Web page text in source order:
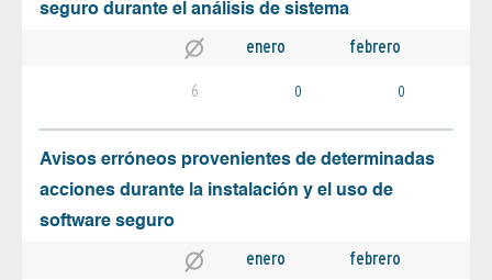
seguro durante el análisis de sistema
enero febrero
6 0 0
Avisos erróneos provenientes de determinadas
acciones durante la instalación y el uso de
software seguro
enero febrero